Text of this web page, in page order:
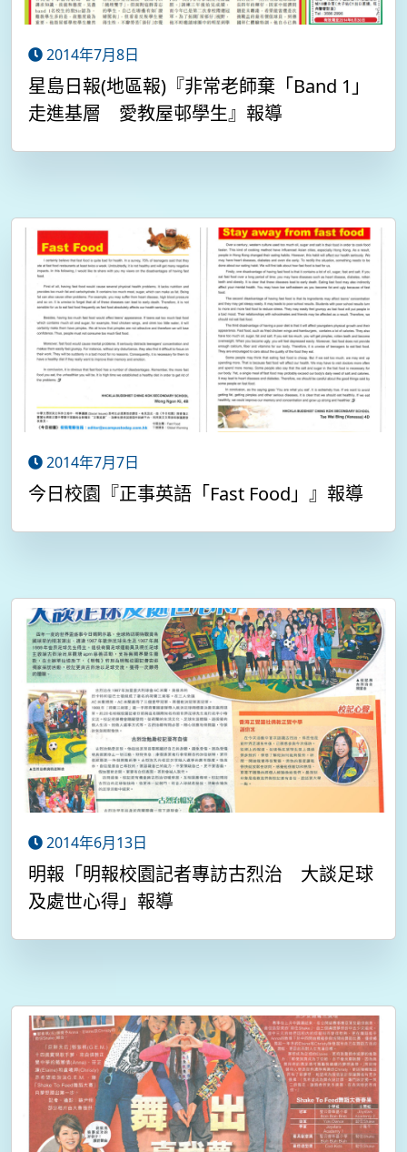
2014年7月8日
星島日報(地區報)『非常老師棄「Band 1」
走進基層 愛教屋邨學生』報導
2014年7月7日
今日校園『正事英語「Fast Food」』報導
2014年6月13日
明報「明報校園記者專訪古烈治 大談足球
及處世心得」報導